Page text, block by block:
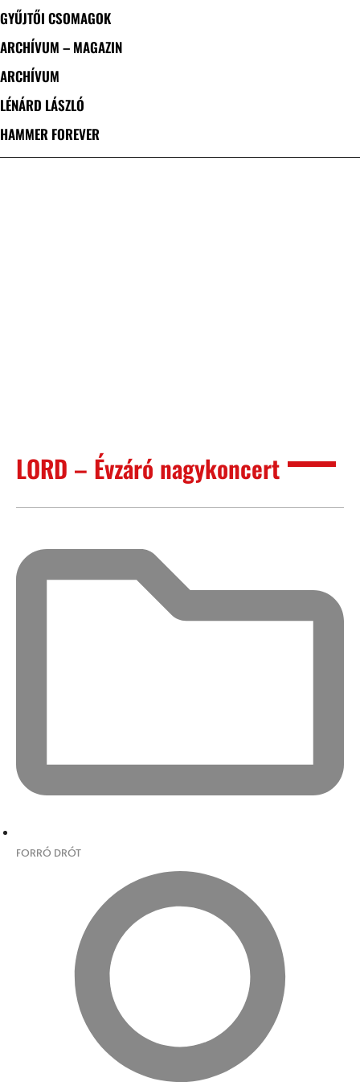
GYŰJTŐI CSOMAGOK
ARCHÍVUM – MAGAZIN
ARCHÍVUM
LÉNÁRD LÁSZLÓ
HAMMER FOREVER
LORD – Évzáró nagykoncert
FORRÓ DRÓT